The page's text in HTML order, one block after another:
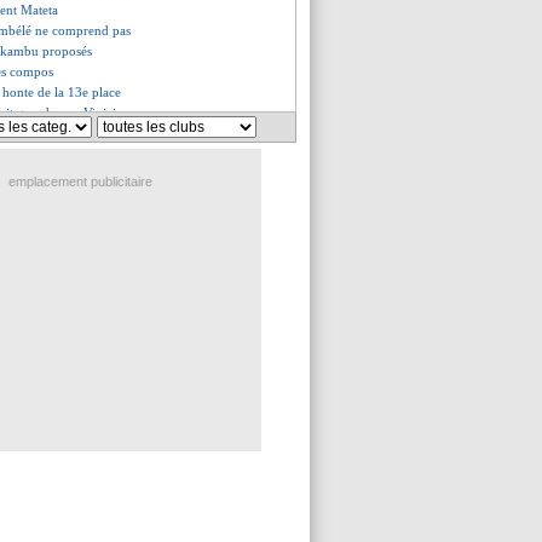
Mateta
ne comprend pas
proposés
compos
de la 13e place
grand pour Vinicius
la frustration de Lizarazu
retour à Boca Juniors ?
emplacement publicitaire